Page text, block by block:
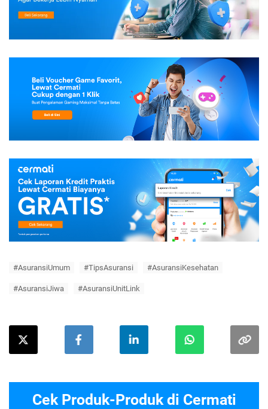
#AsuransiUmum #TipsAsuransi #AsuransiKesehatan
#AsuransiJiwa #AsuransiUnitLink
Cek Produk-Produk di Cermati